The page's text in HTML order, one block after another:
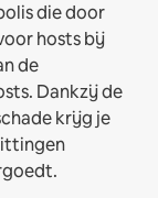
die door
hosts bij
de
Dankzij de
krijg je